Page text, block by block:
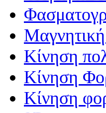
Κίνηση
Κίνηση
Κίνηση